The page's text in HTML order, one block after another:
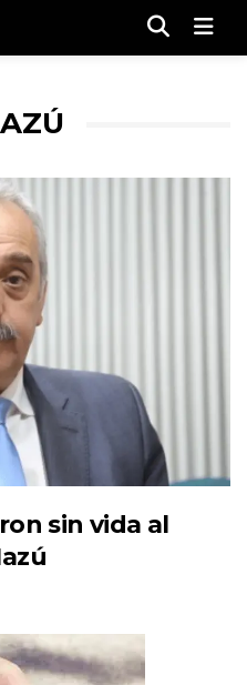
sin vida al